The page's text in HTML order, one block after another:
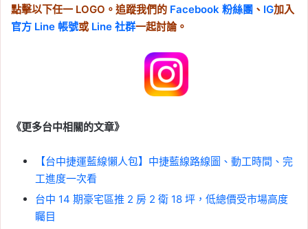
點擊以下任一 LOGO。追蹤我們的 Facebook 粉絲團 、 IG加入
官方 Line 帳號或 Line 社群一起討論。
《更多台中相關的文章》
【台中捷運藍線懶人包】中捷藍線路線圖、動工時間、完
工進度一次看
台中 14 期豪宅區推 2 房 2 衛 18 坪，低總價受市場高度
矚目